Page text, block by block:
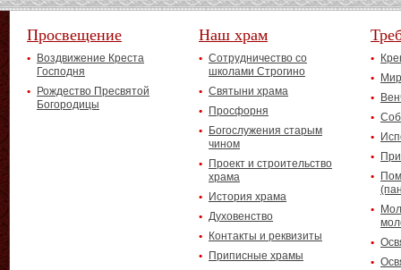
Просвещение
Воздвижение Креста
Господня
Рождество Пресвятой
Богородицы
Наш храм
Сотрудничество со
школами Строгино
Святыни храма
Просфорня
Богослужения старым
чином
Проект и строительство
храма
История храма
Духовенство
Контакты и реквизиты
Приписные храмы